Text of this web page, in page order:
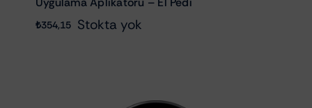
₺354,15 Stokta yok